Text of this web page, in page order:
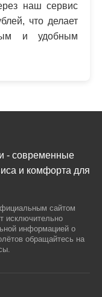
наш сервис
что делает
и удобным
- современные
и комфорта для
сайтом
исключительно
информацией о
обращайтесь на